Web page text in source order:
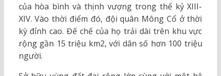
của hòa bình và thịnh vượng trong thế kỷ XIII-
XIV. Vào thời điểm đó, đội quân Mông Cổ ở thời
kỳ đỉnh cao. Đế chế của họ trải dài trên khu vực
rộng gần 15 triệu km2, với dân số hơn 100 triệu
người.